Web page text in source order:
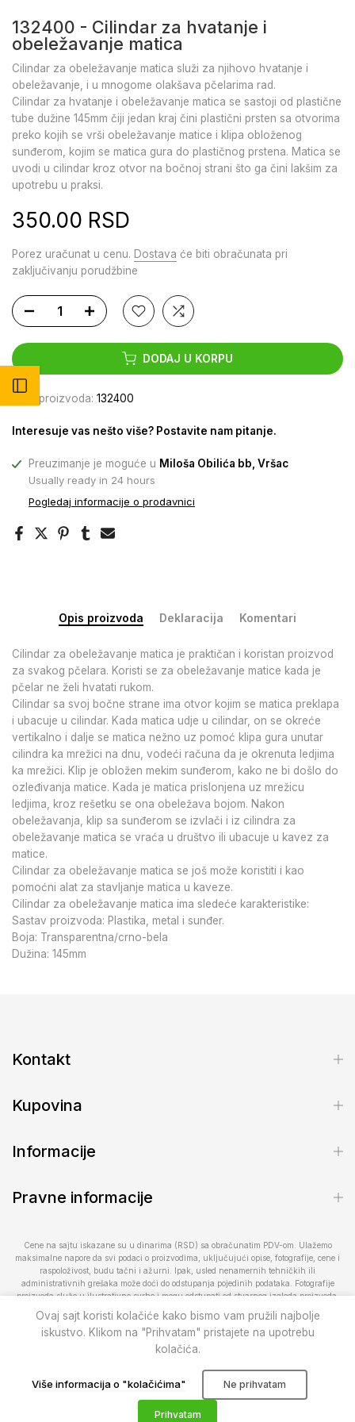
132400 - Cilindar za hvatanje i
obeležavanje matica
Cilindar za obeležavanje matica služi za njihovo hvatanje i
obeležavanje, i u mnogome olakšava pčelarima rad.
Cilindar za hvatanje i obeležavanje matica se sastoji od plastične
tube dužine 145mm čiji jedan kraj čini plastični prsten sa otvorima
preko kojih se vrši obeležavanje matice i klipa obloženog
sunđerom, kojim se matica gura do plastičnog prstena. Matica se
uvodi u cilindar kroz otvor na bočnoj strani što ga čini lakšim za
upotrebu u praksi.
350.00 RSD
Porez uračunat u cenu. Dostava će biti obračunata pri
zaključivanju porudžbine
DODAJ U KORPU
Šifra proizvoda: 132400
Interesuje vas nešto više? Postavite nam pitanje.
Preuzimanje je moguće u Miloša Obilića bb, Vršac
Usually ready in 24 hours
Pogledaj informacije o prodavnici
Opis proizvoda Deklaracija Komentari
Cilindar za obeležavanje matica je praktičan i koristan proizvod
za svakog pčelara. Koristi se za obeležavanje matice kada je
pčelar ne želi hvatati rukom.
Cilindar sa svoj bočne strane ima otvor kojim se matica preklapa
i ubacuje u cilindar. Kada matica udje u cilindar, on se okreće
vertikalno i dalje se matica nežno uz pomoć klipa gura unutar
cilindra ka mrežici na dnu, vodeći računa da je okrenuta ledjima
ka mrežici. Klip je obložen mekim sunđerom, kako ne bi došlo do
ozleđivanja matice. Kada je matica prislonjena uz mrežicu
ledjima, kroz rešetku se ona obeležava bojom. Nakon
obeležavanja, klip sa sunđerom se izvlači i iz cilindra za
obeležavanje matica se vraća u društvo ili ubacuje u kavez za
matice.
Cilindar za obeležavanje matica se još može koristiti i kao
pomoćni alat za stavljanje matica u kaveze.
Cilindar za obeležavanje matica ima sledeće karakteristike:
Sastav proizvoda: Plastika, metal i sunđer.
Boja: Transparentna/crno-bela
Dužina: 145mm
Kontakt
Kupovina
Informacije
Pravne informacije
Cene na sajtu iskazane su u dinarima (RSD) sa obračunatim PDV-om. Ulažemo
maksimalne napore da svi podaci o proizvodima, uključujući opise, fotografije, cene i
raspoloživost, budu tačni i ažurni. Ipak, usled nenamernih tehničkih ili
administrativnih grešaka može doći do odstupanja pojedinih podataka. Fotografije
proizvoda služe u ilustrativne svrhe i mogu odstupati od stvarnog izgleda proizvoda.
informacije kontaktirajte nas na telefon 013/28-300-20 ili 066/100-500 ili putem e-
pošte prodavnica@pcelar.rs.
Pčelar doo. Sva prava zadržana.
Ovaj sajt koristi kolačiće kako bismo vam pružili najbolje
iskustvo. Klikom na "Prihvatam" pristajete na upotrebu
kolačića.
Više informacija o "kolačićima" Ne prihvatam
Prihvatam